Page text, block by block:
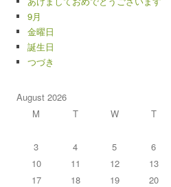
9月
金曜日
誕生日
つづき
August 2026
M
T W T
3
4 5 6
10
11 12 13
17
18 19 20